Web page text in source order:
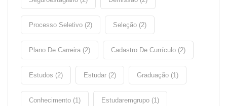
Processo Seletivo (2) Seleção (2)
Plano De Carreira (2) Cadastro De Currículo (2)
Estudos (2) Estudar (2) Graduação (1)
Conhecimento (1) Estudaremgrupo (1)